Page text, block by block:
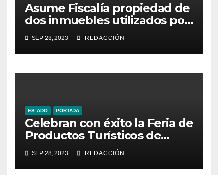
Asume Fiscalía propiedad de
dos inmuebles utilizados por
la delincuencia
SEP 28, 2023 REDACCIÓN
ESTADO PORTADA
Celebran con éxito la Feria de
Productos Turísticos de
Guanajuato
SEP 28, 2023 REDACCIÓN